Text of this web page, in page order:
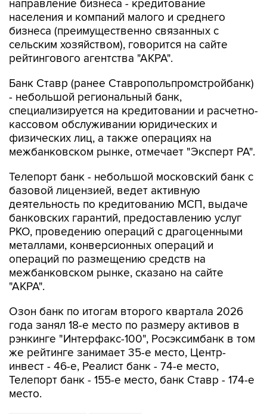
направление бизнеса - кредитование
населения и компаний малого и среднего
бизнеса (преимущественно связанных с
сельским хозяйством), говорится на сайте
рейтингового агентства "АКРА".
Банк Ставр (ранее Ставропольпромстройбанк)
- небольшой региональный банк,
специализируется на кредитовании и расчетно-
кассовом обслуживании юридических и
физических лиц, а также операциях на
межбанковском рынке, отмечает "Эксперт РА".
Телепорт банк - небольшой московский банк с
базовой лицензией, ведет активную
деятельность по кредитованию МСП, выдаче
банковских гарантий, предоставлению услуг
РКО, проведению операций с драгоценными
металлами, конверсионных операций и
операций по размещению средств на
межбанковском рынке, сказано на сайте
"АКРА".
Озон банк по итогам второго квартала 2026
года занял 18-е место по размеру активов в
рэнкинге "Интерфакс-100", Росэксимбанк в том
же рейтинге занимает 35-е место, Центр-
инвест - 46-е, Реалист банк - 74-е место,
Телепорт банк - 155-е место, банк Ставр - 174-е
место.